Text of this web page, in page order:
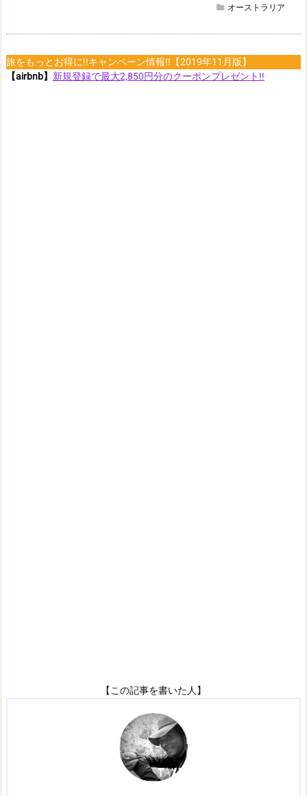
オーストラリア
旅をもっとお得に!!キャンペーン情報!!【2019年11月版】
【airbnb】 新規登録で最大2,850円分のクーポンプレゼント!!
【この記事を書いた人】